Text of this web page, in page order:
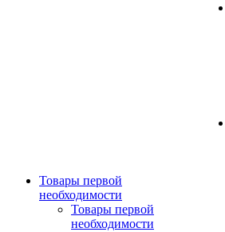
Товары первой
необходимости
Товары первой
необходимости